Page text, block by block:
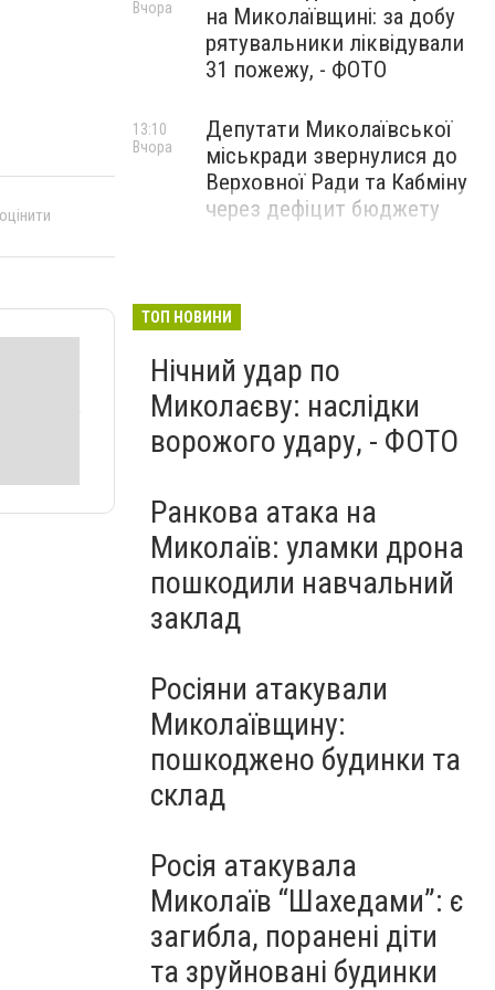
на Миколаївщині: за добу
рятувальники ліквідували
31 пожежу, - ФОТО
Вчора
Депутати Миколаївської
міськради звернулися до
Верховної Ради та Кабміну
через дефіцит бюджету
13:10
Вчора
ТОП НОВИНИ
Нічний удар по
Миколаєву: наслідки
ворожого удару, - ФОТО
Ранкова атака на
Миколаїв: уламки дрона
пошкодили навчальний
заклад
Росіяни атакували
Миколаївщину:
пошкоджено будинки та
склад
Росія атакувала
Миколаїв “Шахедами”: є
загибла, поранені діти
та зруйновані будинки